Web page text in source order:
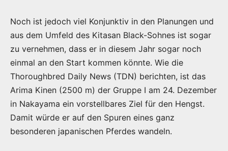
Noch ist jedoch viel Konjunktiv in den Planungen und
aus dem Umfeld des Kitasan Black-Sohnes ist sogar
zu vernehmen, dass er in diesem Jahr sogar noch
einmal an den Start kommen könnte. Wie die
Thoroughbred Daily News (TDN) berichten, ist das
Arima Kinen (2500 m) der Gruppe I am 24. Dezember
in Nakayama ein vorstellbares Ziel für den Hengst.
Damit würde er auf den Spuren eines ganz
besonderen japanischen Pferdes wandeln.